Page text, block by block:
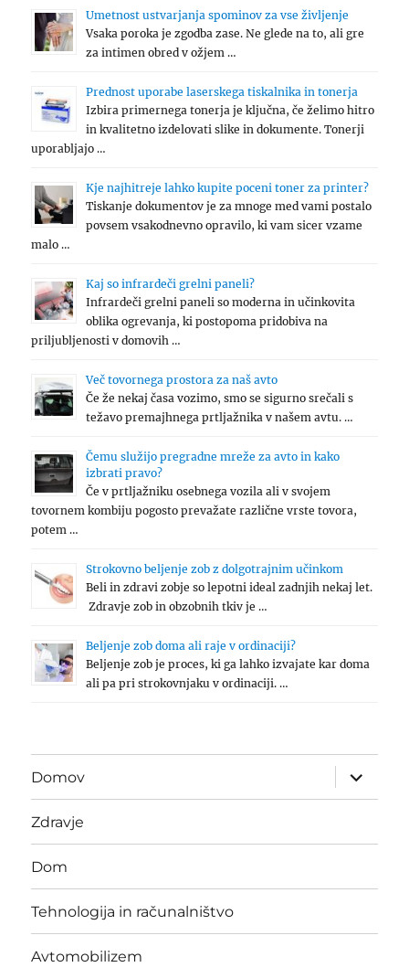
Umetnost ustvarjanja spominov za vse življenje
Vsaka poroka je zgodba zase. Ne glede na to, ali gre
za intimen obred v ožjem …
Prednost uporabe laserskega tiskalnika in tonerja
Izbira primernega tonerja je ključna, če želimo hitro
in kvalitetno izdelovati slike in dokumente. Tonerji
uporabljajo …
Kje najhitreje lahko kupite poceni toner za printer?
Tiskanje dokumentov je za mnoge med vami postalo
povsem vsakodnevno opravilo, ki vam sicer vzame
malo …
Kaj so infrardeči grelni paneli?
Infrardeči grelni paneli so moderna in učinkovita
oblika ogrevanja, ki postopoma pridobiva na
priljubljenosti v domovih …
Več tovornega prostora za naš avto
Če že nekaj časa vozimo, smo se sigurno srečali s
težavo premajhnega prtljažnika v našem avtu. …
Čemu služijo pregradne mreže za avto in kako
izbrati pravo?
Če v prtljažniku osebnega vozila ali v svojem
tovornem kombiju pogosto prevažate različne vrste tovora,
potem …
Strokovno beljenje zob z dolgotrajnim učinkom
Beli in zdravi zobje so lepotni ideal zadnjih nekaj let.
Zdravje zob in obzobnih tkiv je …
Beljenje zob doma ali raje v ordinaciji?
Beljenje zob je proces, ki ga lahko izvajate kar doma
ali pa pri strokovnjaku v ordinaciji. …
Domov
expand
child
menu
Zdravje
Dom
Tehnologija in računalništvo
Avtomobilizem